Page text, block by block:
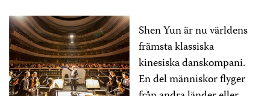
Shen Yun är nu världens
främsta klassiska
kinesiska danskompani.
En del människor flyger